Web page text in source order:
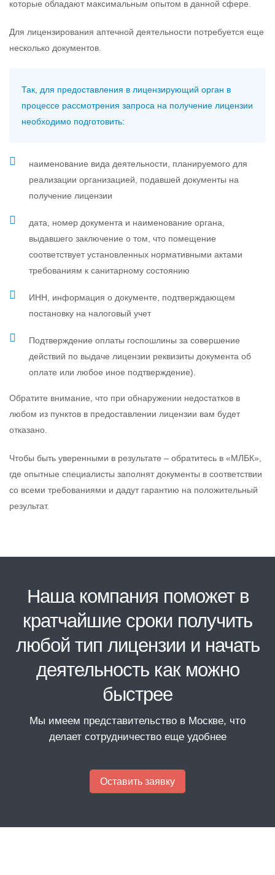
которые обладают максимальным опытом в данной сфере.
Для лицензирования аптечной деятельности потребуется еще
несколько документов.
Так, для предоставления в лицензирующий орган в
процессе рассмотрения запроса на получение лицензии
необходимо подготовить:
наименование вида деятельности, планируемого для
реализации организацией, подавшей документы на
получение лицензии
дата, номер документа и наименование органа,
выдавшего заключение о том, что помещение
соответствует установленных нормативными актами
требованиям к санитарному состоянию
ИНН, информация о документе, подтверждающем
постановку на налоговый учет
Подтверждение оплаты госпошлины за совершение
действий по выдаче лицензии реквизиты документа об
оплате или любое иное подтверждение).
Обратите внимание, что при обнаружении недостатков в
любом из пунктов в предоставлении лицензии вам будет
отказано.
Чтобы быть уверенными в результате – обратитесь в «МЛБК»,
где опытные специалисты заполнят документы в соответствии
со всеми требованиями и дадут гарантию на положительный
результат.
Наша компания поможет в
кратчайшие сроки получить
любой тип лицензии и начать
деятельность как можно
быстрее
Мы имеем представительство в Москве, что
делает сотрудничество еще удобнее
Оставить заявку